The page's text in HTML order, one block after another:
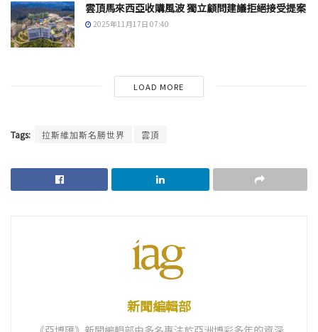
雲頂馬來西亞收購風波 獨立顧問建議拒絕接受提案
2025年11月17日 07:40
LOAD MORE
Tags: 拉斯維加斯名勝世界 雲頂
新聞編輯部